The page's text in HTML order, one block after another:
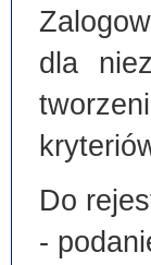
dla
Do
-